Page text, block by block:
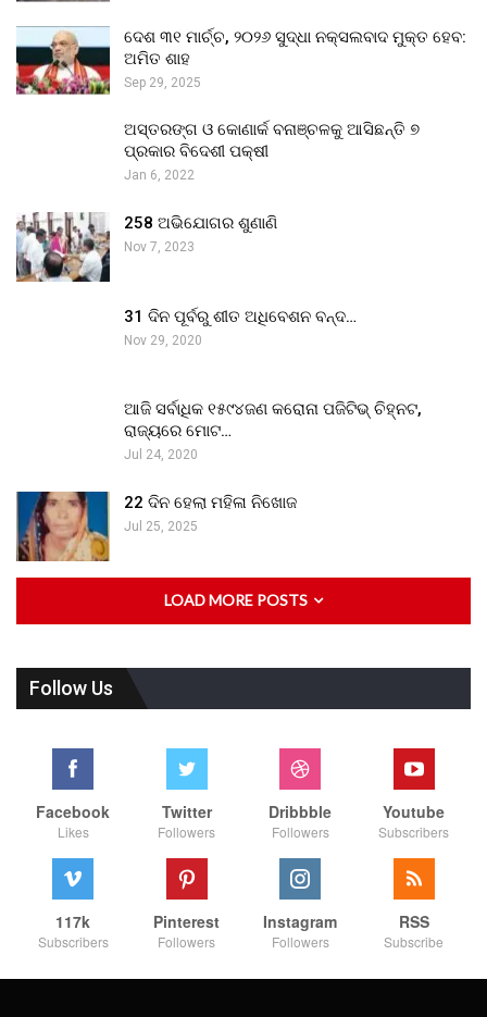
ଦେଶ ୩୧ ମାର୍ଚ୍ଚ, ୨୦୨୬ ସୁଦ୍ଧା ନକ୍ସଲବାଦ ମୁକ୍ତ ହେବ:
ଅମିତ ଶାହ
Sep 29, 2025
ଅସ୍ତରଙ୍ଗ ଓ କୋଣାର୍କ ବନାଞ୍ଚଳକୁ ଆସିଛନ୍ତି ୭
ପ୍ରକାର ବିଦେଶୀ ପକ୍ଷୀ
Jan 6, 2022
258 ଅଭିଯୋଗର ଶୁଣାଣି
Nov 7, 2023
31 ଦିନ ପୂର୍ବରୁ ଶୀତ ଅଧିବେଶନ ବନ୍ଦ…
Nov 29, 2020
ଆଜି ସର୍ବାଧିକ ୧୫୯୪ଜଣ କରୋନା ପଜିଟିଭ୍ ଚିହ୍ନଟ,
ରାଜ୍ୟରେ ମୋଟ…
Jul 24, 2020
22 ଦିନ ହେଲା ମହିଳା ନିଖୋଜ
Jul 25, 2025
LOAD MORE POSTS
Follow Us
Facebook
Likes
Twitter
Followers
Dribbble
Followers
Youtube
Subscribers
117k
Subscribers
Pinterest
Followers
Instagram
Followers
RSS
Subscribe